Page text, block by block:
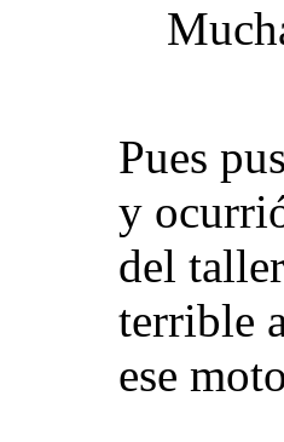
Pues
y
del
terrible
ese